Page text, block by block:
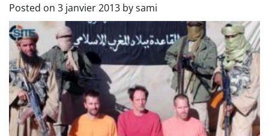
Posted on 3 janvier 2013 bysami